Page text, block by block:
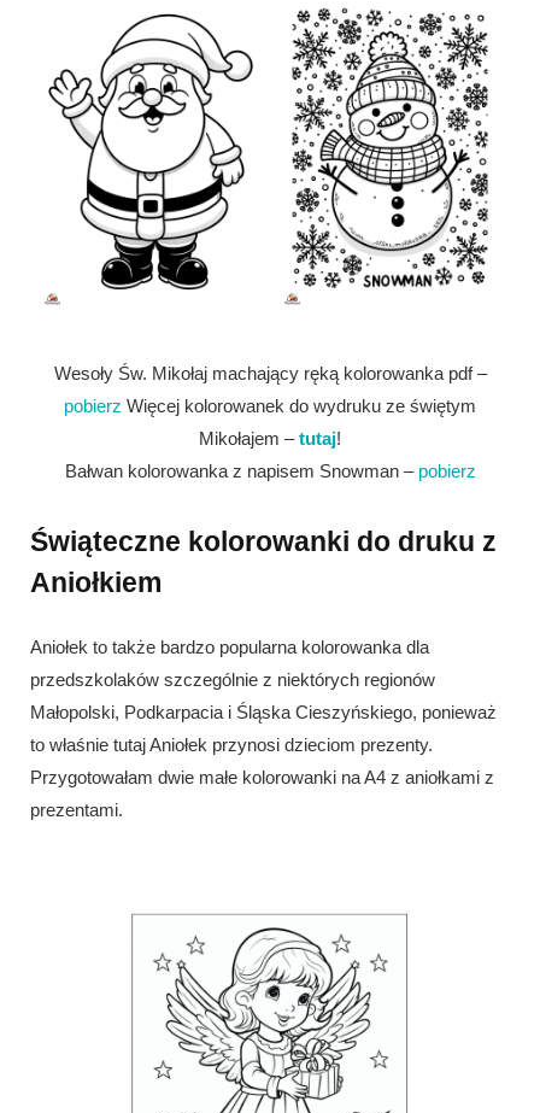
Wesoły Św. Mikołaj machający ręką kolorowanka pdf –
pobierz Więcej kolorowanek do wydruku ze świętym
Mikołajem –tutaj!
Bałwan kolorowanka z napisem Snowman – pobierz
Świąteczne kolorowanki do druku z
Aniołkiem
Aniołek to także bardzo popularna kolorowanka dla
przedszkolaków szczególnie z niektórych regionów
Małopolski, Podkarpacia i Śląska Cieszyńskiego, ponieważ
to właśnie tutaj Aniołek przynosi dzieciom prezenty.
Przygotowałam dwie małe kolorowanki na A4 z aniołkami z
prezentami.